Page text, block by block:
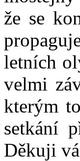
že se
letních
velmi
kterým
setkání
Děkuji